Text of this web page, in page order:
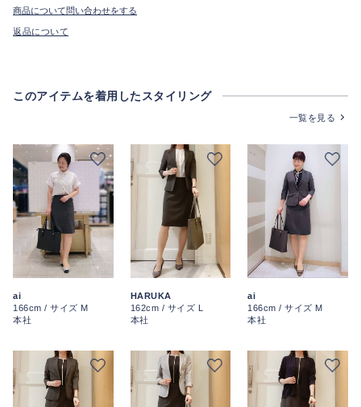
商品について問い合わせをする
返品について
このアイテムを着用したスタイリング
一覧を見る
ai
166cm / サイズ M
本社
HARUKA
162cm / サイズ L
本社
ai
166cm / サイズ M
本社